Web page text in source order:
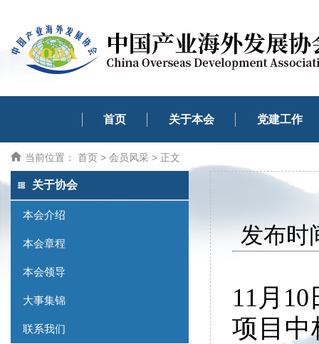
首页 关于本会 党建工作
当前位置： 首页 > 会员风采 > 正文
关于协会
本会介绍
本会章程
本会领导
大事集锦
联系我们
发布时
11月
项目中